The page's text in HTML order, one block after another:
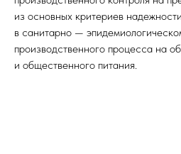
из основных критериев
в санитарно —
производственного процесса на
и общественного питания.